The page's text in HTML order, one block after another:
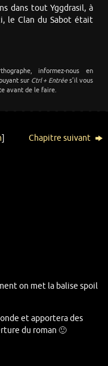
dans tout Yggdrasil, à
le Clan du Sabot était
informez-nous en
sur Ctrl + Entrées’il vous
avant de le faire.
] Chapitre suivant
on met la balise spoil
et apportera des
du roman 🙂